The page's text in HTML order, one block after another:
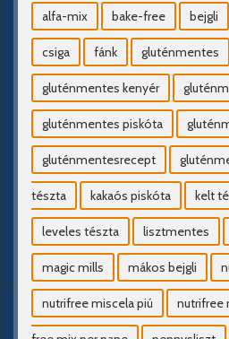
alfa-mix bake-free bejgli
csiga fánk gluténmentes
gluténmentes kenyér
gluténmentes piskóta
gluténmentesrecept
tészta kakaós piskóta kelt
leveles tészta lisztmentes
magic mills mákos bejgli
nutrifree miscela piú nutrifree